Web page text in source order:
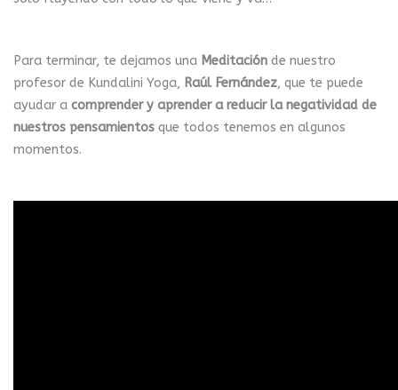
Para terminar, te dejamos una Meditación de nuestro
profesor de Kundalini Yoga, Raúl Fernández, que te puede
ayudar a comprender y aprender a reducir la negatividad de
nuestros pensamientos que todos tenemos en algunos
momentos.